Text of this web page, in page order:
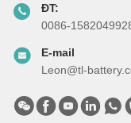
ĐT:
0086-
E-mail
Leon@tl-